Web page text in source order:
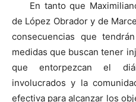
En tanto que
de López Obrador y de
consecuencias que
medidas que buscan tener
que entorpezcan el
involucrados y la
efectiva para alcanzar los